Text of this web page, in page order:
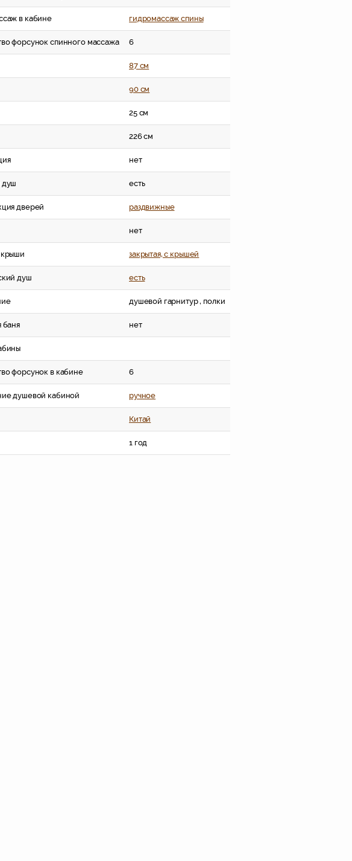
в кабине гидромассаж спины
форсунок спинного массажа 6
87 см
90 см
25 см
226 см
нет
душ есть
дверей раздвижные
нет
закрытая, c крышей
душ есть
душевой гарнитур , полки
баня нет
форсунок в кабине 6
душевой кабиной ручное
Китай
1 год